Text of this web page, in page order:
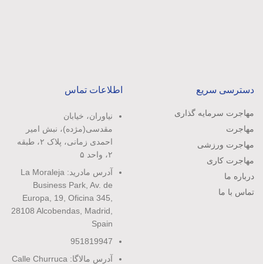
اطلاعات تماس
نیاوران، خیابان
مقدسی(مژده)، نبش امیر
احمدی زمانی، پلاک ۲، طبقه
۲، واحد ۵
آدرس مادرید: La Moraleja
Business Park, Av. de
Europa, 19, Oficina 345,
28108 Alcobendas, Madrid,
Spain
951819947
آدرس مالاگا: Calle Churruca
دسترسی سریع
مهاجرت سرمایه گذاری
مهاجرت
مهاجرت ورزشی
مهاجرت کاری
درباره ما
تماس با ما